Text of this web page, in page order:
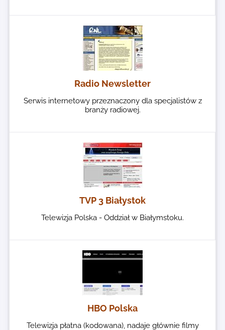
Radio Newsletter
Serwis internetowy przeznaczony dla specjalistów z
branży radiowej.
TVP 3 Białystok
Telewizja Polska - Oddział w Białymstoku.
HBO Polska
Telewizja płatna (kodowana), nadaje głównie filmy